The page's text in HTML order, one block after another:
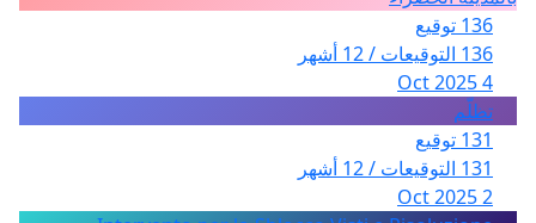
136 توقيع
136 التوقيعات / 12 أشهر
4 Oct 2025
تظلّم
131 توقيع
131 التوقيعات / 12 أشهر
2 Oct 2025